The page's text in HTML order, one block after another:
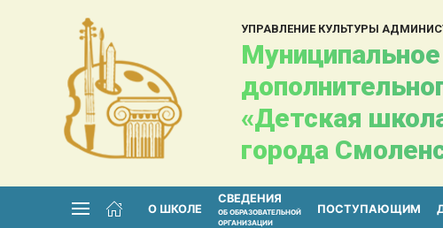
УПРАВЛЕНИЕ КУЛЬТУРЫ
«Детская
города
О ШКОЛЕ
СВЕДЕНИЯ
ОБ ОБРАЗОВАТЕЛЬНОЙ
ОРГАНИЗАЦИИ
ПОСТУПАЮЩИМ